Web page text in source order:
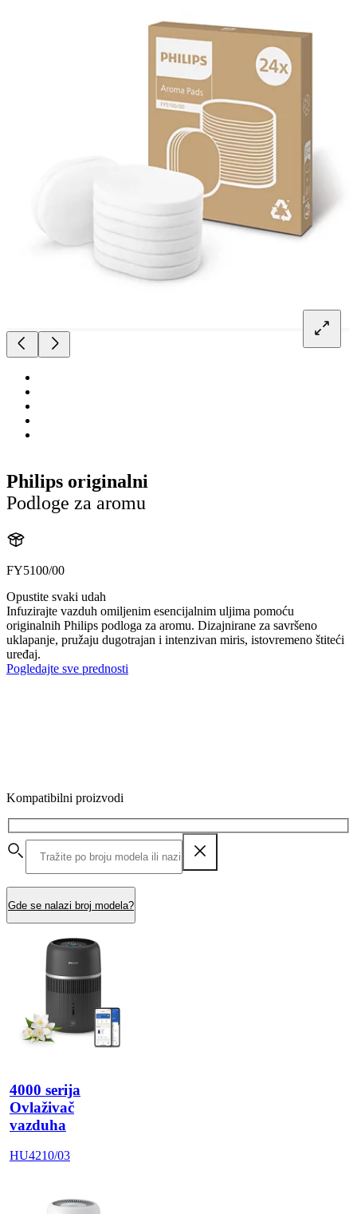
Philips originalni
Podloge za aromu
FY5100/00
Opustite svaki udah
Infuzirajte vazduh omiljenim esencijalnim uljima pomoću
originalnih Philips podloga za aromu. Dizajnirane za savršeno
uklapanje, pružaju dugotrajan i intenzivan miris, istovremeno štiteći
uređaj.
Pogledajte sve prednosti
Kompatibilni proizvodi
Gde se nalazi broj modela?
4000 serija
Ovlaživač
vazduha
HU4210/03